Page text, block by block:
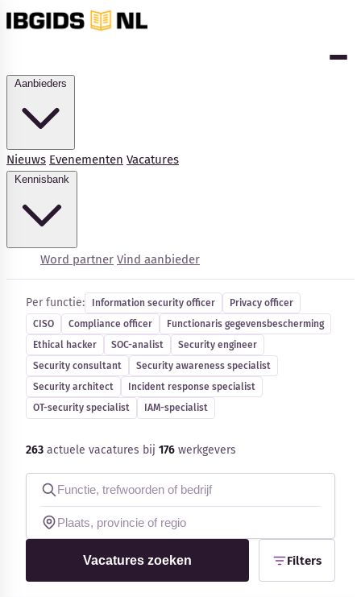
Nieuws Evenementen Vacatures
Word partner Vind aanbieder
Kennisbank
Blog
Bedrijfsupdates
Externe bronnen
Woordenboek
Auteurs
Cybersecurity-vacatures
Per functie: Information security officer
Privacy officer
CISO
Compliance officer
Functionaris gegevensbescherming
Ethical hacker
SOC-analist
Security engineer
Security consultant
Security awareness specialist
Security architect
Incident response specialist
OT-security specialist
IAM-specialist
263 actuele vacatures bij 176 werkgevers
Vacatures zoeken Filters